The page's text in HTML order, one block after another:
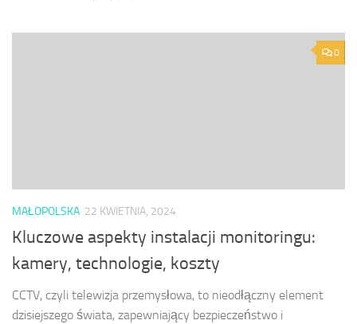
0
MAŁOPOLSKA 22 KWIETNIA, 2024
Kluczowe aspekty instalacji monitoringu:
kamery, technologie, koszty
CCTV, czyli telewizja przemysłowa, to nieodłączny element
dzisiejszego świata, zapewniający bezpieczeństwo i